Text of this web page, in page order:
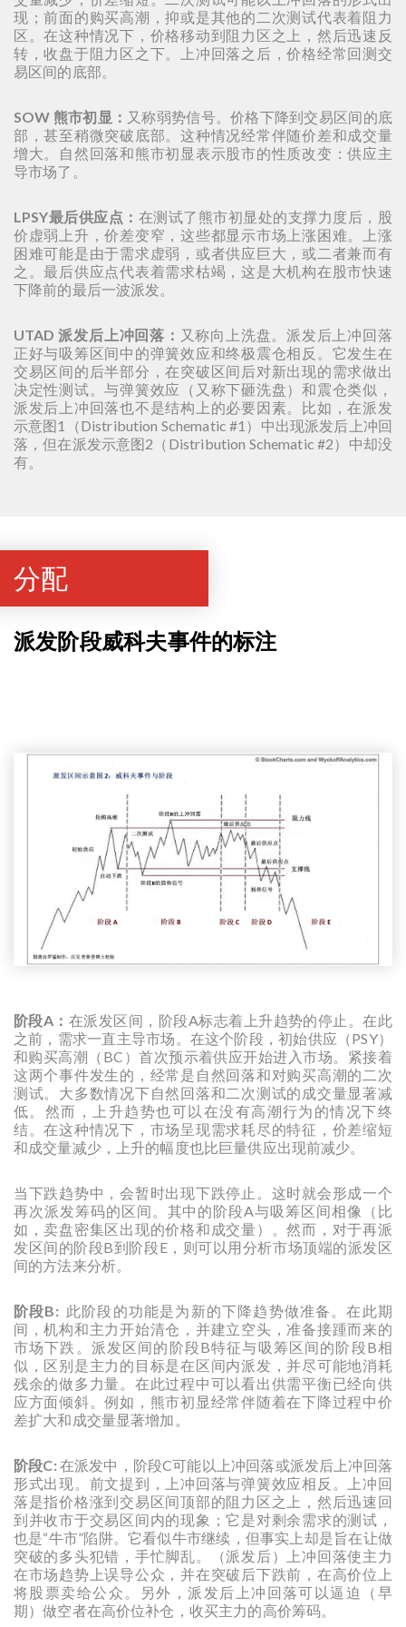
现；前面的购买高潮，抑或是其他的二次测试代表着阻力
区。在这种情况下，价格移动到阻力区之上，然后迅速反
转，收盘于阻力区之下。上冲回落之后，价格经常回测交
易区间的底部。
SOW 熊市初显： 又称弱势信号。价格下降到交易区间的底
部，甚至稍微突破底部。这种情况经常伴随价差和成交量
增大。自然回落和熊市初显表示股市的性质改变：供应主
导市场了。
LPSY最后供应点： 在测试了熊市初显处的支撑力度后，股
价虚弱上升，价差变窄，这些都显示市场上涨困难。上涨
困难可能是由于需求虚弱，或者供应巨大，或二者兼而有
之。最后供应点代表着需求枯竭，这是大机构在股市快速
下降前的最后一波派发。
UTAD 派发后上冲回落： 又称向上洗盘。派发后上冲回落
正好与吸筹区间中的弹簧效应和终极震仓相反。它发生在
交易区间的后半部分，在突破区间后对新出现的需求做出
决定性测试。与弹簧效应（又称下砸洗盘）和震仓类似，
派发后上冲回落也不是结构上的必要因素。比如，在派发
示意图1（Distribution Schematic #1）中出现派发后上冲回
落，但在派发示意图2（Distribution Schematic #2）中却没
有。
分配
派发阶段威科夫事件的标注
阶段A： 在派发区间，阶段A标志着上升趋势的停止。在此
之前，需求一直主导市场。在这个阶段，初始供应（PSY）
和购买高潮（BC）首次预示着供应开始进入市场。紧接着
这两个事件发生的，经常是自然回落和对购买高潮的二次
测试。大多数情况下自然回落和二次测试的成交量显著减
低。然而，上升趋势也可以在没有高潮行为的情况下终
结。在这种情况下，市场呈现需求耗尽的特征，价差缩短
和成交量减少，上升的幅度也比巨量供应出现前减少。
当下跌趋势中，会暂时出现下跌停止。这时就会形成一个
再次派发筹码的区间。其中的阶段A与吸筹区间相像（比
如，卖盘密集区出现的价格和成交量）。然而，对于再派
发区间的阶段B到阶段E，则可以用分析市场顶端的派发区
间的方法来分析。
阶段B: 此阶段的功能是为新的下降趋势做准备。在此期
间，机构和主力开始清仓，并建立空头，准备接踵而来的
市场下跌。派发区间的阶段B特征与吸筹区间的阶段B相
似，区别是主力的目标是在区间内派发，并尽可能地消耗
残余的做多力量。在此过程中可以看出供需平衡已经向供
应方面倾斜。例如，熊市初显经常伴随着在下降过程中价
差扩大和成交量显著增加。
阶段C: 在派发中，阶段C可能以上冲回落或派发后上冲回落
形式出现。前文提到，上冲回落与弹簧效应相反。上冲回
落是指价格涨到交易区间顶部的阻力区之上，然后迅速回
到并收市于交易区间内的现象；它是对剩余需求的测试，
也是“牛市”陷阱。它看似牛市继续，但事实上却是旨在让做
突破的多头犯错，手忙脚乱。（派发后）上冲回落使主力
在市场趋势上误导公众，并在突破后下跌前，在高价位上
将股票卖给公众。另外，派发后上冲回落可以逼迫（早
期）做空者在高价位补仓，收买主力的高价筹码。